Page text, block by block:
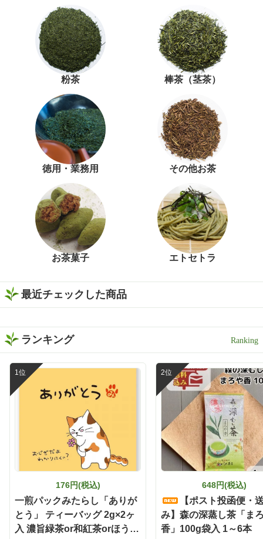
粉茶 棒茶（茎茶）
徳用・業務用 その他お茶
お茶菓子 エトセトラ
最近チェックした商品
ランキング
176円(税込)
一煎パックみたらし「ありが
とう」 ティーバッグ 2g×2ヶ
入 濃旨緑茶or和紅茶orほうじ
648円(税込)
【ポスト投函便・
み】森の深蒸し茶「ま
香」100g袋入 1～6本